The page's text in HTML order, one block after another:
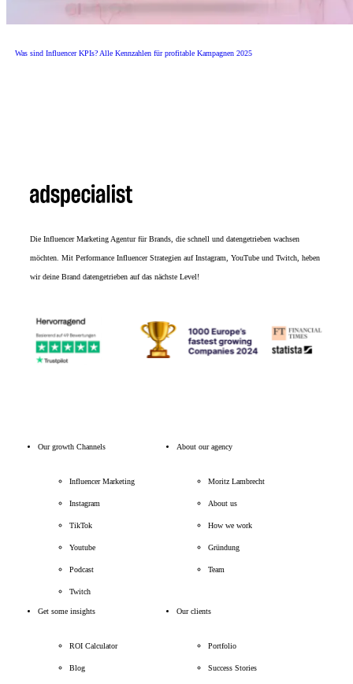
Was sind Influencer KPIs? Alle Kennzahlen für profitable Kampagnen 2025
Die Influencer Marketing Agentur für Brands, die schnell und datengetrieben wachsen
möchten. Mit Performance Influencer Strategien auf Instagram, YouTube und Twitch, heben
wir deine Brand datengetrieben auf das nächste Level!
Our growth Channels
Influencer Marketing
Instagram
TikTok
Youtube
Podcast
Twitch
About our agency
Moritz Lambrecht
About us
How we work
Gründung
Team
Get some insights
ROI Calculator
Blog
Our clients
Portfolio
Success Stories